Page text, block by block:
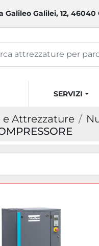
Galileo Galilei, 12,
SERVIZI
e Attrezzature